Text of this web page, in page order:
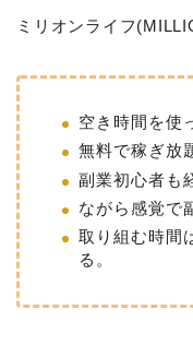
ミリオンライフ
空き時間を使
無料で稼ぎ放
副業初心者も
ながら感覚で
取り組む時間
る。